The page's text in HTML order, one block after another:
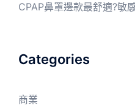
CPAP鼻罩邊款最舒適?敏
Categories
商業